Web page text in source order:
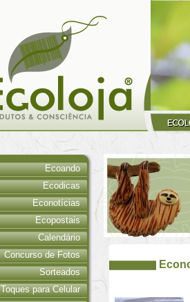
Ecoando
Ecodicas
Econotícias
Ecopostais
Calendário
Concurso de Fotos
Sorteados
Toques para Celular